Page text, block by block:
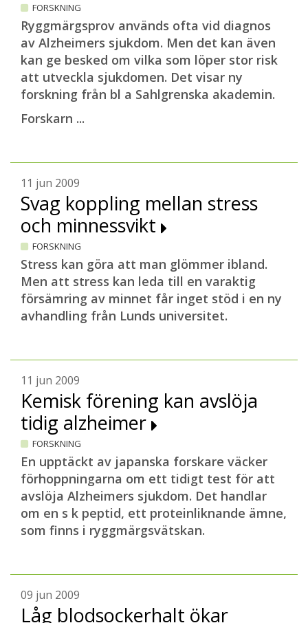
FORSKNING
Ryggmärgsprov används ofta vid diagnos
av Alzheimers sjukdom. Men det kan även
kan ge besked om vilka som löper stor risk
att utveckla sjukdomen. Det visar ny
forskning från bl a Sahlgrenska akademin.
Forskarn ...
11 jun 2009
Svag koppling mellan stress
och minnessvikt
FORSKNING
Stress kan göra att man glömmer ibland.
Men att stress kan leda till en varaktig
försämring av minnet får inget stöd i en ny
avhandling från Lunds universitet.
11 jun 2009
Kemisk förening kan avslöja
tidig alzheimer
FORSKNING
En upptäckt av japanska forskare väcker
förhoppningarna om ett tidigt test för att
avslöja Alzheimers sjukdom. Det handlar
om en s k peptid, ett proteinliknande ämne,
som finns i ryggmärgsvätskan.
09 jun 2009
Låg blodsockerhalt ökar